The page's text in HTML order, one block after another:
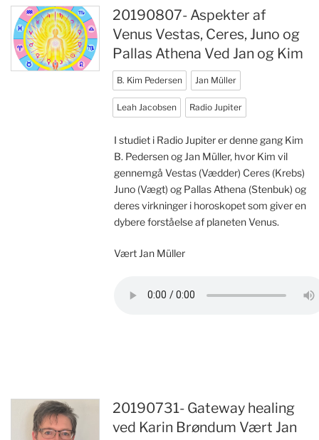
20190807- Aspekter af
Venus Vestas, Ceres, Juno og
Pallas Athena Ved Jan og Kim
B. Kim Pedersen Jan Müller
Leah Jacobsen Radio Jupiter
I studiet i Radio Jupiter er denne gang Kim
B. Pedersen og Jan Müller, hvor Kim vil
gennemgå Vestas (Vædder) Ceres (Krebs)
Juno (Vægt) og Pallas Athena (Stenbuk) og
deres virkninger i horoskopet som giver en
dybere forståelse af planeten Venus.
Vært Jan Müller
20190731- Gateway healing
ved Karin Brøndum Vært Jan